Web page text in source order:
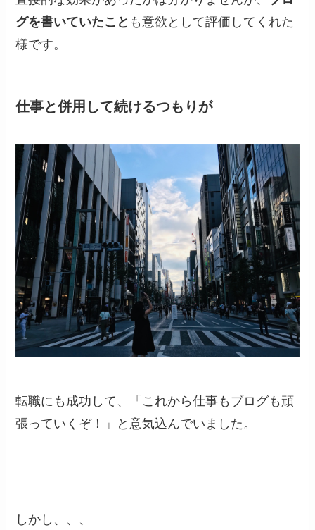
グを書いていたこと も意欲として評価してくれた
様です。
仕事と併用して続けるつもりが
転職にも成功して、「これから仕事もブログも頑
張っていくぞ！」と意気込んでいました。
しかし、、、